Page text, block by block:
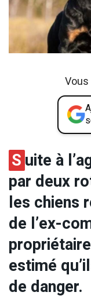
S uite à
par deux
les chiens
de l’ex-
estimé
de danger.